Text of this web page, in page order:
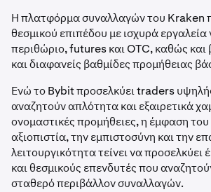
Η πλατφόρμα συναλλαγών του Kraken
θεσμικού επιπέδου με ισχυρά
περιθώριο, futures και OTC, καθώς και
και διαφανείς βαθμίδες προμήθειας
Ενώ το Bybit προσελκύει traders
αναζητούν απλότητα και εξαιρετικά
ονομαστικές προμήθειες, η έμφαση
αξιοπιστία, την εμπιστοσύνη και την
λειτουργικότητα τείνει να
και θεσμικούς επενδυτές που
σταθερό περιβάλλον συναλλαγών.